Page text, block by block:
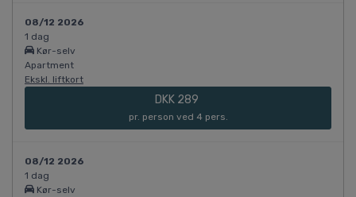
08/12 2026
1 dag
Kør-selv
Apartment
Ekskl. liftkort
DKK 289
pr. person ved 4 pers.
08/12 2026
1 dag
Kør-selv